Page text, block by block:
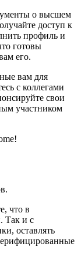
о высшем
доступ к
профиль и
готовы
его.
вам для
с коллегами
свои
участником
что в
Так и с
оставлять